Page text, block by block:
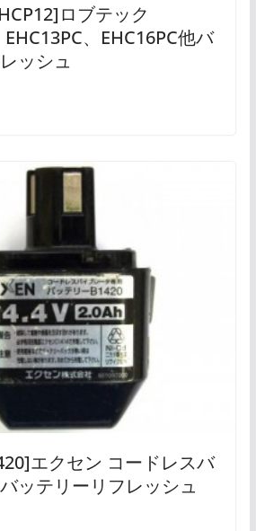
ロブテック
EHC13PC、EHC16PC他バ
ッシュ
エクセン コードレスバ
ッテリーリフレッシュ